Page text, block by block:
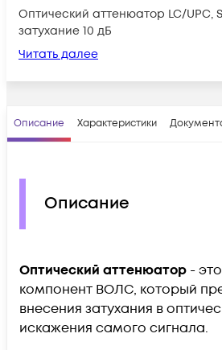
Оптический аттенюатор LC/UPC,
затухание 10 дБ
Читать далее
Описание Характеристики
Описание
Оптический аттенюатор -
компонент ВОЛС, который
внесения затухания в
искажения самого сигнала.